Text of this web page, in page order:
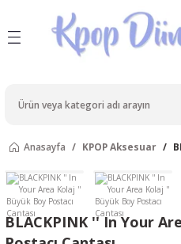
Anasayfa KPOP Aksesuar
BLACKPINK '' In Your